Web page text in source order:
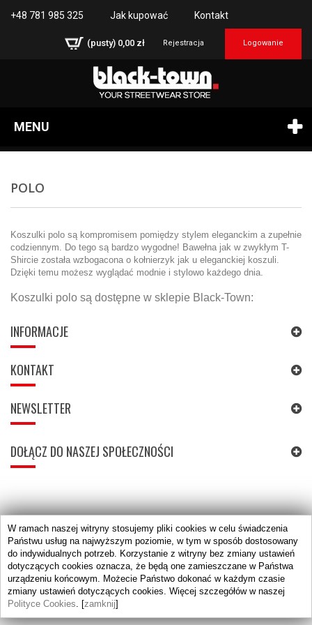
+48 781 985 325 Jak kupować Kontakt
Rejestracja Logowanie
(pusty) 0,00 zł
MENU
POLO
Koszulki polo są kompromisem pomiędzy stylem eleganckim a zupełnie
codziennym. Do tego są bardzo wygodne! Bawełna jak w zwykłym T-
Shircie została wzbogacona o kołnierzyk jak u eleganckiej koszuli.
Dzięki temu możesz wyglądać modnie i stylowo każdego dnia.
Koszulki polo są dostępne w sklepie Black-Town:
INFORMACJE
KONTAKT
NEWSLETTER
DOŁĄCZ DO NASZEJ SPOŁECZNOŚCI
W ramach naszej witryny stosujemy pliki cookies w celu świadczenia
Państwu usług na najwyższym poziomie, w tym w sposób dostosowany
do indywidualnych potrzeb. Korzystanie z witryny bez zmiany ustawień
dotyczących cookies oznacza, że będą one zamieszczane w Państwa
urządzeniu końcowym. Możecie Państwo dokonać w każdym czasie
zmiany ustawień dotyczących cookies. Więcej szczegółów w naszej
Polityce Cookies. [zamknij]